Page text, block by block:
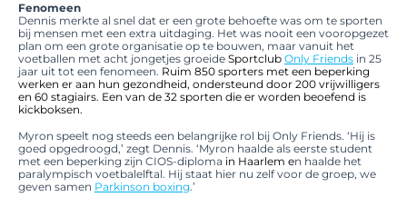
Fenomeen
Dennis merkte al snel dat er een grote behoefte was om te sporten
bij mensen met een extra uitdaging. Het was nooit een vooropgezet
plan om een grote organisatie op te bouwen, maar vanuit het
voetballen met acht jongetjes groeide Sportclub Only Friends in 25
jaar uit tot een fenomeen. Ruim 850 sporters met een beperking
werken er aan hun gezondheid, ondersteund door 200 vrijwilligers
en 60 stagiairs. Een van de 32 sporten die er worden beoefend is
kickboksen.
Myron speelt nog steeds een belangrijke rol bij Only Friends. ‘Hij is
goed opgedroogd,’ zegt Dennis. ‘Myron haalde als eerste student
met een beperking zijn CIOS-diploma in Haarlem en haalde het
paralympisch voetbalelftal. Hij staat hier nu zelf voor de groep, we
geven samen Parkinson boxing.’